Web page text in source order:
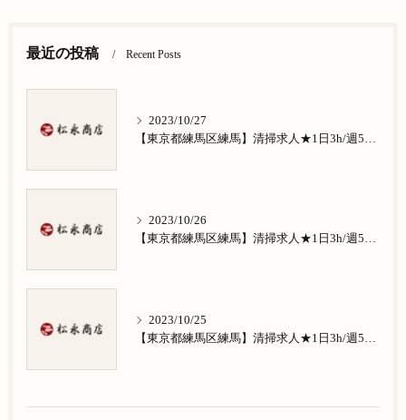
最近の投稿 Recent Posts
2023/10/27
【東京都練馬区練馬】清掃求人★1日3h/週5日/祝日お休み★谷原在住の方歓迎
2023/10/26
【東京都練馬区練馬】清掃求人★1日3h/週5日/祝日お休み★南田中在住の方歓迎
2023/10/25
【東京都練馬区練馬】清掃求人★1日3h/週5日/祝日お休み★南大泉在住の方歓迎